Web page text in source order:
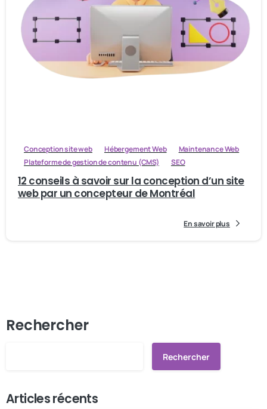
Conception site web Hébergement Web
Maintenance Web
Plateforme de gestion de contenu (CMS)
SEO
12 conseils à savoir sur la conception d’un site
web par un concepteur de Montréal
En savoir plus
Rechercher
Rechercher
Articles récents